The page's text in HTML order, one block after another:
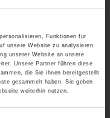
Funktionen für
unsere Website zu analysieren.
unserer Website an unsere
Unsere Partner führen diese
die Sie ihnen bereitgestellt
gesammelt haben. Sie geben
weiterhin nutzen.
Thema
bei
helfen